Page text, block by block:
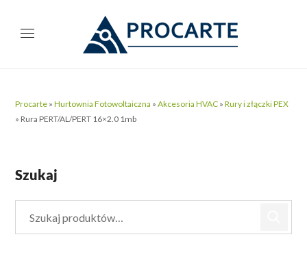
Procarte »Hurtownia Fotowoltaiczna »Akcesoria HVAC »Rury i złączki PEX
» Rura PERT/AL/PERT 16×2.0 1mb
Szukaj